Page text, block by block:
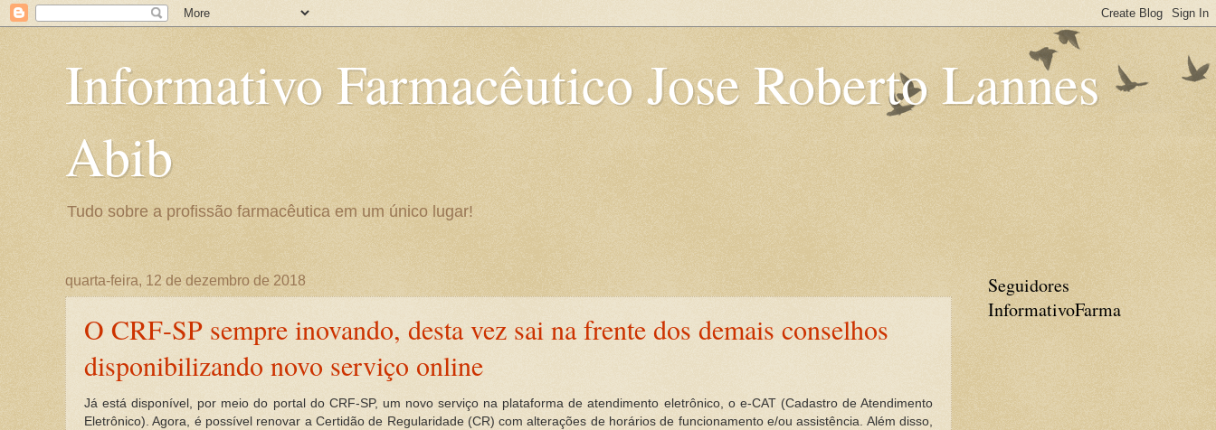
Informativo Farmacêutico Jose Roberto Lannes
Abib
Tudo sobre a profissão farmacêutica em um único lugar!
quarta-feira, 12 de dezembro de 2018
O CRF-SP sempre inovando, desta vez sai na frente dos demais conselhos
disponibilizando novo serviço online
Já está disponível, por meio do portal do CRF-SP, um novo serviço na plataforma de atendimento eletrônico, o e-CAT (Cadastro de Atendimento
Eletrônico). Agora, é possível renovar a Certidão de Regularidade (CR) com alterações de horários de funcionamento e/ou assistência. Além disso,
Seguidores
InformativoFarma